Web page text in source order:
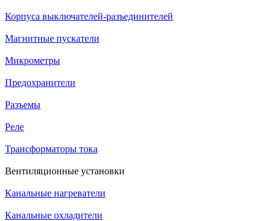
Корпуса выключателей-разъединителей
Магнитные пускатели
Микрометры
Предохранители
Разъемы
Реле
Трансформаторы тока
Вентиляционные установки
Канальные нагреватели
Канальные охладители